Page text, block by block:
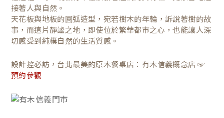
接著人與自然。
天花板與地板的圓弧造型，宛若樹木的年輪，訴說著樹的故
事，而這片靜謐之地，即使位於繁華都市之心，也能讓人深
切感受到純樸自然的生活質感。
設計控必訪，台北最美的原木餐桌店：有木信義概念店 ☞
預約參觀